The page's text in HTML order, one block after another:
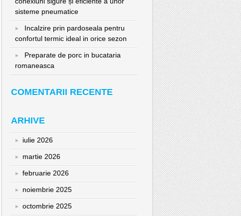
sisteme pneumatice
Incalzire prin pardoseala pentru
confortul termic ideal in orice sezon
Preparate de porc in bucataria
romaneasca
COMENTARII RECENTE
ARHIVE
iulie 2026
martie 2026
februarie 2026
noiembrie 2025
octombrie 2025